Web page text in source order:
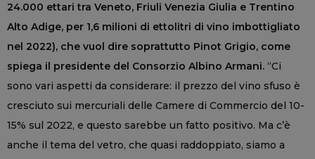
24.000 ettari tra Veneto, Friuli Venezia Giulia e Trentino
Alto Adige, per 1,6 milioni di ettolitri di vino imbottigliato
nel 2022), che vuol dire soprattutto Pinot Grigio, come
spiega il presidente del Consorzio Albino Armani. “Ci
sono vari aspetti da considerare: il prezzo del vino sfuso è
cresciuto sui mercuriali delle Camere di Commercio del 10-
15% sul 2022, e questo sarebbe un fatto positivo. Ma c’è
anche il tema del vetro, che quasi raddoppiato, siamo a